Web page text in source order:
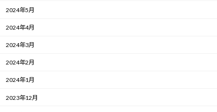
2024年5月
2024年4月
2024年3月
2024年2月
2024年1月
2023年12月